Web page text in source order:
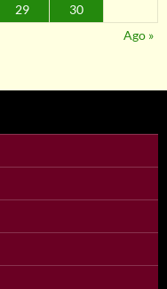
29
30
Ago »